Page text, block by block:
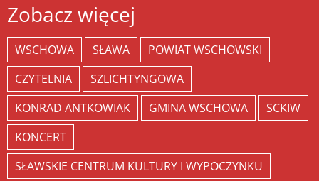
Zobacz więcej
WSCHOWA SŁAWA
POWIAT WSCHOWSKI
CZYTELNIA
SZLICHTYNGOWA
KONRAD ANTKOWIAK
GMINA WSCHOWA
SCKIW
KONCERT
SŁAWSKIE CENTRUM KULTURY I WYPOCZYNKU